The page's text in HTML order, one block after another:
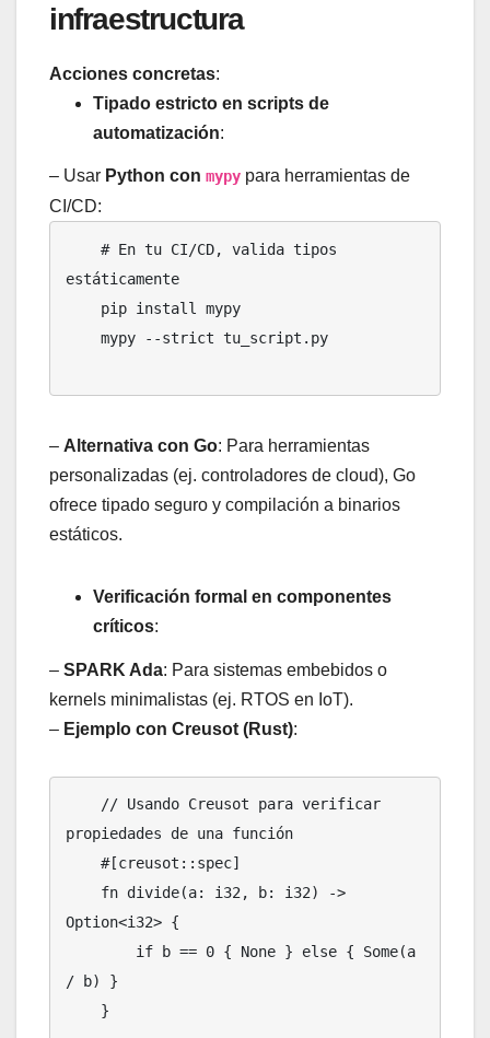
infraestructura
Acciones concretas:
Tipado estricto en scripts de
automatización:
– Usar Python con mypy para herramientas de
CI/CD:
estáticamente
– Alternativa con Go: Para herramientas
personalizadas (ej. controladores de cloud), Go
ofrece tipado seguro y compilación a binarios
estáticos.
Verificación formal en componentes
críticos:
– SPARK Ada: Para sistemas embebidos o
kernels minimalistas (ej. RTOS en IoT).
– Ejemplo con Creusot (Rust):
propiedades de una función
Option<i32> {
/ b) }